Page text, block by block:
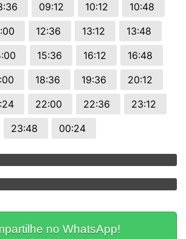
09:12 10:12
10:48
12:36 13:12
13:48
15:36 16:12
16:48
18:36 19:36
20:12
22:00 22:36
23:12
23:48
00:24
no WhatsApp!